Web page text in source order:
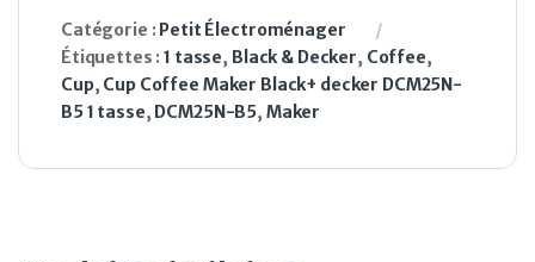
Catégorie :Petit Électroménager
Étiquettes :1 tasse, Black & Decker, Coffee,
Cup, Cup Coffee Maker Black+ decker DCM25N-
B5 1 tasse, DCM25N-B5, Maker